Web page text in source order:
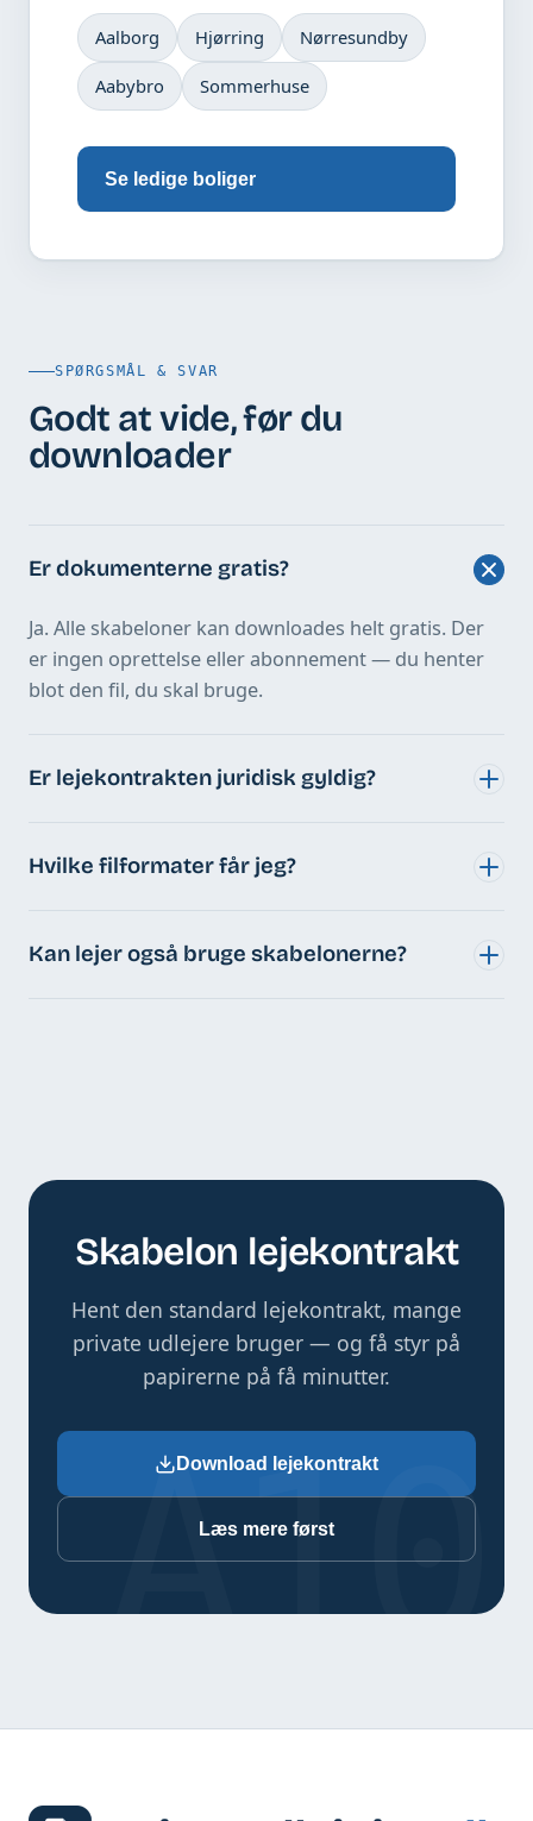
Aalborg Hjørring Nørresundby
Aabybro Sommerhuse
Se ledige boliger
SPØRGSMÅL & SVAR
Godt at vide, før du
downloader
Er dokumenterne gratis?
Ja. Alle skabeloner kan downloades helt gratis. Der
er ingen oprettelse eller abonnement — du henter
blot den fil, du skal bruge.
Er lejekontrakten juridisk gyldig?
Hvilke filformater får jeg?
Kan lejer også bruge skabelonerne?
A10
Skabelon lejekontrakt
Hent den standard lejekontrakt, mange
private udlejere bruger — og få styr på
papirerne på få minutter.
Download lejekontrakt
Læs mere først